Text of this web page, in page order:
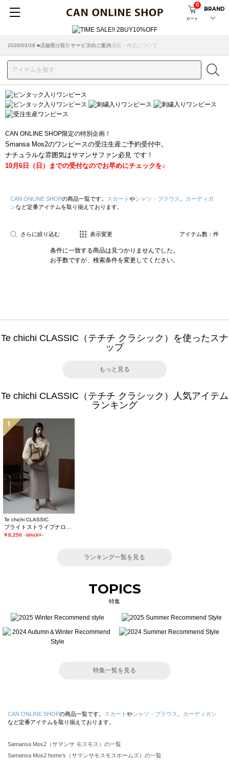
カート
0
BRAND
2026/07/29 ■【お知らせ】ヤマト運輸の配送遅延・停止について
2026/03/18 ■店舗受け取りサービスのご案内
CAN ONLINE SHOP限定の特別企画！
Smansa Mos2のワンピースの受注生産ご予約受付中。
ナチュラルな雰囲気はサマンサファン必見 です！
10月6日（日）までの受付なのでお早めにチェックを♪
CAN ONLINE SHOPの商品一覧です。 スカート やシャツ・ブラウス
カーディガ
ンなど定番アイテムを取り揃えております。
さらに絞り込む 表示変更 アイテム数： 件
条件に一致する商品は見つかりませんでした。
お手数ですが、検索条件を変更してください。
Te chichi CLASSIC（テチチ クラシック）を使ったスナ
ップ
もっと見る
Te chichi CLASSIC（テチチ クラシック）人気アイテム
ランキング
1
Te chichi CLASSIC
￥8,250 -50%OFF-
ランキング一覧を見る
TOPICS
特集
特集一覧を見る
CAN ONLINE SHOPの商品一覧です。 スカート やシャツ・ブラウス
カーディガン
など定番アイテムを取り揃えております。
Samansa Mos2（サマンサ モスモス）の一覧
Samansa Mos2 home's（サマンサモスモスホームズ）の一覧